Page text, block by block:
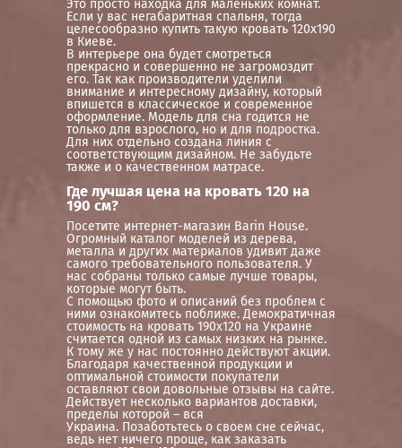
Это просто находка для маленьких комнат.
Если у вас негабаритная спальня, тогда
целесообразно купить такую кровать 120х190
в Киеве.
В интерьере она будет смотреться
прекрасно и совершенно не загромоздит
его. Так как производители уделили
внимание и интересному дизайну, который
впишется в классическое и современное
оформление. Модель для сна годится не
только для взрослого, но и для подростка.
Для них отдельно создана линия с
соответствующим дизайном. Не забудьте
также и о качественном матрасе.
Где лучшая цена на кровать 120 на
190 см?
Посетите интернет-магазин Barin House.
Огромный каталог моделей из дерева,
металла и других материалов удивит даже
самого требовательного пользователя. У
нас собраны только самые лучше товары,
которые могут быть.
С помощью фото и описаний без проблем с
ними ознакомитесь поближе. Демократичная
стоимость на кровать 190х120 на Украине
считается одной из самых низких на рынке.
К тому же у нас постоянно действуют акции.
Благодаря качественной продукции и
оптимальной стоимости покупатели
оставляют свои довольные отзывы на сайте.
Действует несколько вариантов доставки,
пределы которой – вся
Украина. Позаботьтесь о своем сне сейчас,
ведь нет ничего проще, как заказать